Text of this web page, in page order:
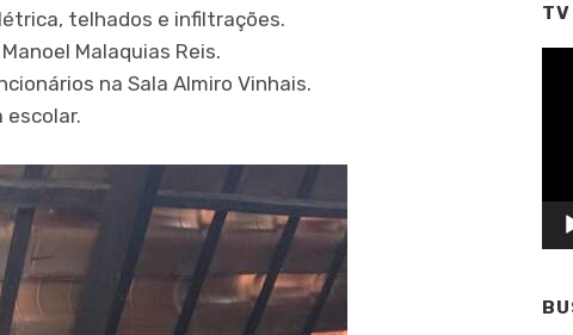
telhados e infiltrações.
Malaquias Reis.
na Sala Almiro Vinhais.